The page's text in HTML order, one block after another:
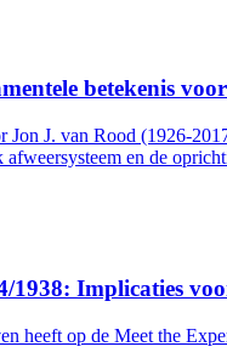
betekenis
J. van Rood (1926-
en de
1938: Implicaties
heeft op de Meet the